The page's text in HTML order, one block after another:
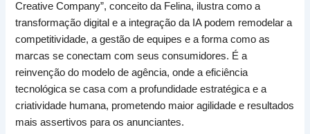
Creative Company”, conceito da Felina, ilustra como a
transformação digital e a integração da IA podem remodelar a
competitividade, a gestão de equipes e a forma como as
marcas se conectam com seus consumidores. É a
reinvenção do modelo de agência, onde a eficiência
tecnológica se casa com a profundidade estratégica e a
criatividade humana, prometendo maior agilidade e resultados
mais assertivos para os anunciantes.